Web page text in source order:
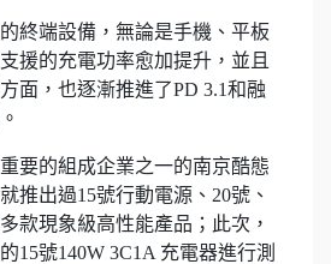
終端設備，無論是手機、平板
援的充電功率愈加提升，並且
面，也逐漸推進了PD 3.1和融
要的組成企業之一的南京酷態
推出過15號行動電源、20號、
款現象級高性能產品；此次，
15號140W 3C1A 充電器進行測